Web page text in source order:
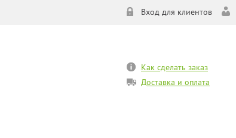
Вход для клиентов
Как сделать заказ
Доставка и оплата